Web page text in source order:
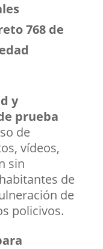
768 de
y
prueba
de
vídeos,
sin
de
de
policivos.